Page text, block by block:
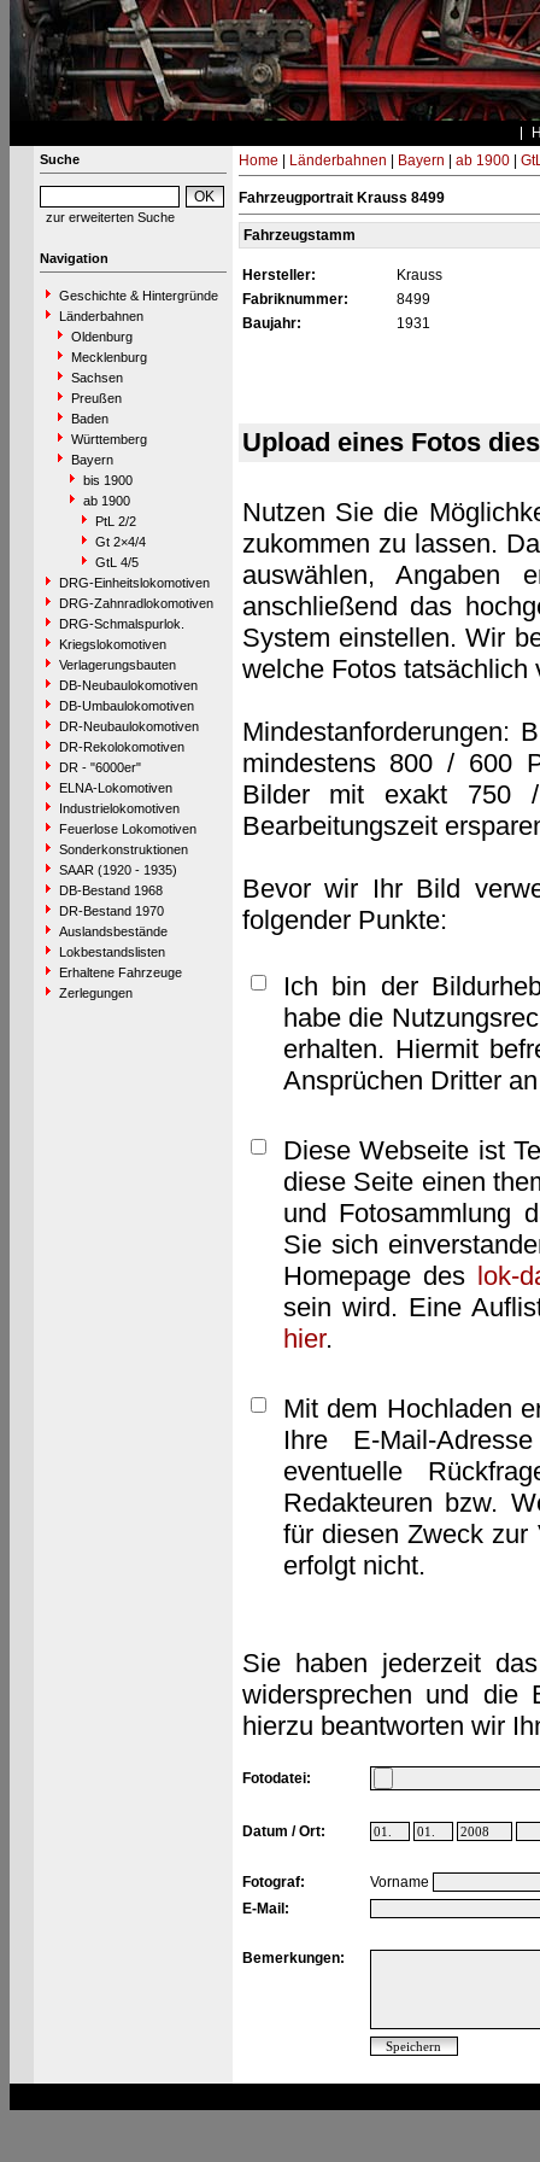
Suche
zur erweiterten Suche
Navigation
Geschichte & Hintergründe
Länderbahnen
Oldenburg
Mecklenburg
Sachsen
Preußen
Baden
Württemberg
Bayern
bis 1900
ab 1900
PtL 2/2
Gt 2×4/4
GtL 4/5
DRG-Einheitslokomotiven
DRG-Zahnradlokomotiven
DRG-Schmalspurlok.
Kriegslokomotiven
Verlagerungsbauten
DB-Neubaulokomotiven
DB-Umbaulokomotiven
DR-Neubaulokomotiven
DR-Rekolokomotiven
DR - "6000er"
ELNA-Lokomotiven
Industrielokomotiven
Feuerlose Lokomotiven
Sonderkonstruktionen
SAAR (1920 - 1935)
DB-Bestand 1968
DR-Bestand 1970
Auslandsbestände
Lokbestandslisten
Erhaltene Fahrzeuge
Zerlegungen
Home Länderbahnen Bayern ab 1900|
Fahrzeugportrait Krauss 8499
Fahrzeugstamm
Hersteller:
Krauss
Fabriknummer:
8499
Baujahr:
1931
Upload eines Fotos
Nutzen Sie die
zukommen zu lassen.
auswählen, Angaben
anschließend das
System einstellen. Wir
welche Fotos tatsächlich
Mindestanforderungen:
mindestens 800 / 600
Bilder mit exakt 750
Bearbeitungszeit
Bevor wir Ihr Bild
folgender Punkte:
Ich bin der
habe die
erhalten. Hiermit
Ansprüchen Dritter
Diese Webseite ist
diese Seite einen
und Fotosammlung
Sie sich
Homepage des lok-
sein wird. Eine
hier.
Mit dem Hochladen
Ihre E-Mail-
eventuelle
Redakteuren bzw.
für diesen Zweck zur
erfolgt nicht.
Sie haben jederzeit
widersprechen und die
hierzu beantworten wir
Fotodatei:
Datum / Ort:
Fotograf:
Vorname
E-Mail:
Bemerkungen: